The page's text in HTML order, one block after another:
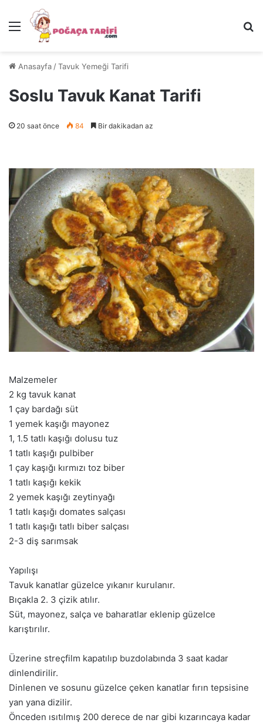
Menü
Anasayfa /Tavuk Yemeği Tarifi
Soslu Tavuk Kanat Tarifi
20 saat önce 84 Bir dakikadan az
Malzemeler
2 kg tavuk kanat
1 çay bardağı süt
1 yemek kaşığı mayonez
1, 1.5 tatlı kaşığı dolusu tuz
1 tatlı kaşığı pulbiber
1 çay kaşığı kırmızı toz biber
1 tatlı kaşığı kekik
2 yemek kaşığı zeytinyağı
1 tatlı kaşığı domates salçası
1 tatlı kaşığı tatlı biber salçası
2-3 diş sarımsak
Yapılışı
Tavuk kanatlar güzelce yıkanır kurulanır.
Bıçakla 2. 3 çizik atılır.
Süt, mayonez, salça ve baharatlar eklenip güzelce
karıştırılır.
Üzerine streçfilm kapatılıp buzdolabında 3 saat kadar
dinlendirilir.
Dinlenen ve sosunu güzelce çeken kanatlar fırın tepsisine
yan yana dizilir.
Önceden ısıtılmış 200 derece de nar gibi kızarıncaya kadar